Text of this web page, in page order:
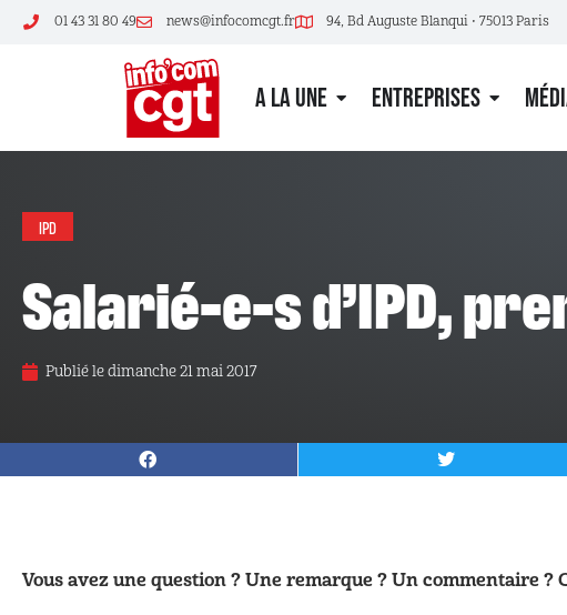
01 43 31 80 49 news@infocomcgt.fr 94, Bd Auguste Blanqui • 75013 Paris
A LA UNE ENTREPRISES
IPD
Salarié-e-s d’IPD,
Publié ledimanche 21 mai 2017
Vous avez une question ? Une remarque ? Un commentaire ?